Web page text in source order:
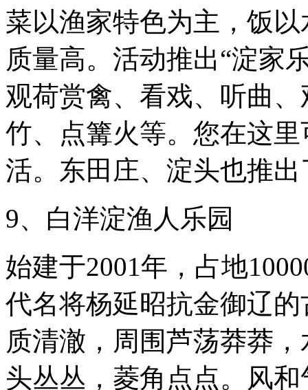
菜以渔家特色为主，饭
质量高。活动推出“淀家
观荷赏禽、看戏、听曲
竹、点篝火等。您在这
活。东田庄、淀头也推
9、白洋淀渔人乐园
始建于2001年，占地
代名将杨延昭抗金御辽
质清澈，周围芦荡莽莽
头丛丛，菱角点点。风